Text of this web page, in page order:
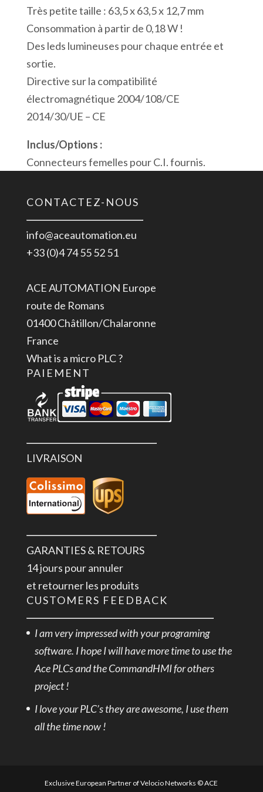
Très petite taille : 63,5 x 63,5 x 12,7 mm
Consommation à partir de 0,18 W !
Des leds lumineuses pour chaque entrée et
sortie.
Directive sur la compatibilité
électromagnétique 2004/108/CE
2014/30/UE – CE
Inclus/Options :
Connecteurs femelles pour C.I. fournis.
CONTACTEZ-NOUS
info@aceautomation.eu
+33 (0)4 74 55 52 51
ACE AUTOMATION Europe
route de Romans
01400 Châtillon/Chalaronne
France
What is a micro PLC ?
PAIEMENT
LIVRAISON
GARANTIES & RETOURS
14 jours pour annuler
et retourner les produits
CUSTOMERS FEEDBACK
I am very impressed with your programing
software. I hope I will have more time to use the
Ace PLCs and the CommandHMI for others
project !
I love your PLC’s they are awesome, I use them
all the time now !
Exclusive European Partner of Velocio Networks © ACE